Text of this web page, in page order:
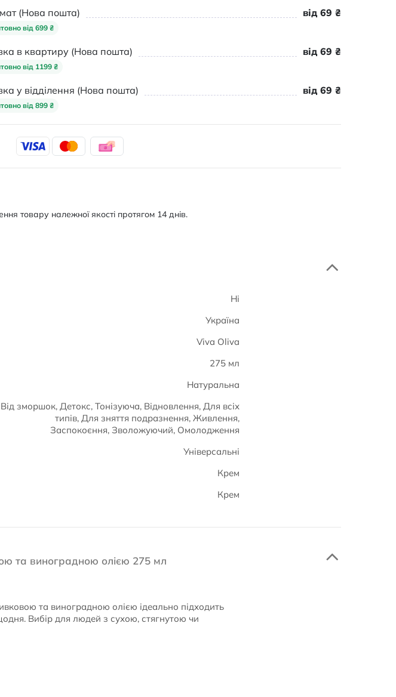
(Нова пошта)
від 699 ₴
від 69 ₴
в квартиру (Нова пошта)
від 1199 ₴
від 69 ₴
у відділення (Нова пошта)
від 899 ₴
від 69 ₴
товару належної якості протягом 14 днів.
Ні
Україна
Viva Oliva
275 мл
Натуральна
Від зморшок, Детокс, Тонізуюча, Відновлення, Для всіх
типів, Для зняття подразнення, Живлення,
Заспокоєння, Зволожуючий, Омолодження
Універсальні
Крем
Крем
та виноградною олією 275 мл
та виноградною олією ідеально підходить
Вибір для людей з сухою, стягнутою чи